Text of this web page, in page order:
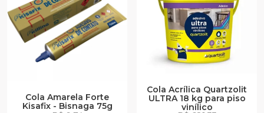
Cola Amarela Forte
Kisafix - Bisnaga 75g
Cola Acrílica Quartzolit
ULTRA 18 kg para piso
vinílico